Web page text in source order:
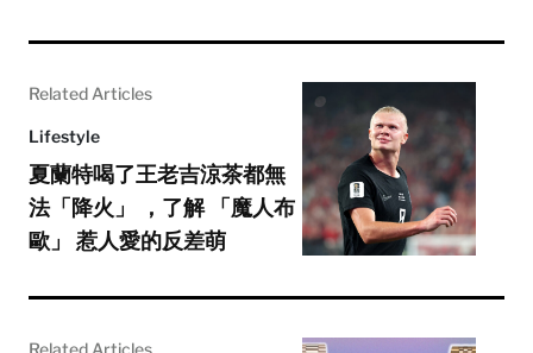
Related Articles
Lifestyle
夏蘭特喝了王老吉涼茶都無
法「降火」 ，了解 「魔人布
歐」 惹人愛的反差萌
Related Articles